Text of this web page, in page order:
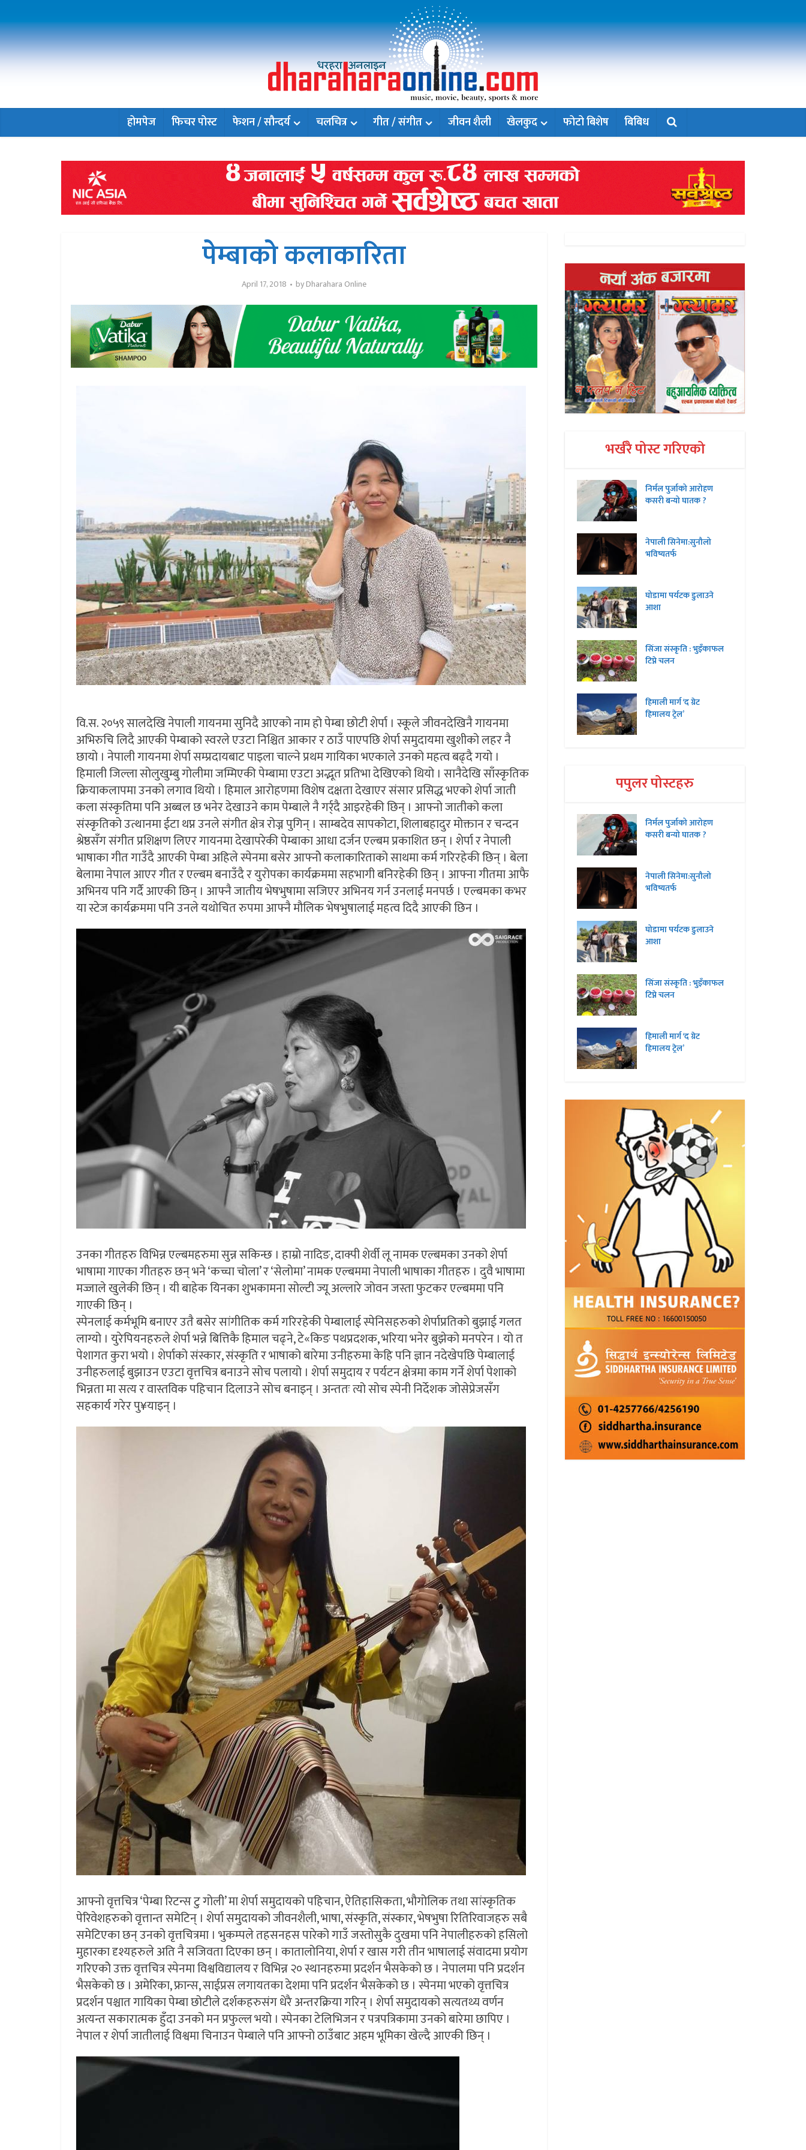
होमपेज फिचर पोस्ट फेशन / सौन्दर्य चलचित्र गीत / संगीत जीवन शैली खेलकुद फोटो बिशेष बिबिध
पेम्बाको कलाकारिता
April 17, 2018 byDharahara Online
वि.स. २०५९ सालदेखि नेपाली गायनमा सुनिदै आएको नाम हो पेम्बा छोटी शेर्पा । स्कूले जीवनदेखिनै गायनमा
अभिरुचि लिदै आएकी पेम्बाको स्वरले एउटा निश्चित आकार र ठाउँ पाएपछि शेर्पा समुदायमा खुशीको लहर नै
छायो । नेपाली गायनमा शेर्पा सम्प्रदायबाट पाइला चाल्ने प्रथम गायिका भएकाले उनको महत्व बढ्दै गयो ।
हिमाली जिल्ला सोलुखुम्बु गोलीमा जम्मिएकी पेम्बामा एउटा अद्भूत प्रतिभा देखिएको थियो । सानैदेखि साँस्कृतिक
क्रियाकलापमा उनको लगाव थियो । हिमाल आरोहणमा विशेष दक्षता देखाएर संसार प्रसिद्ध भएको शेर्पा जाती
कला संस्कृतिमा पनि अब्बल छ भनेर देखाउने काम पेम्बाले नै गर्र्दै आइरहेकी छिन् । आफ्नो जातीको कला
संस्कृतिको उत्थानमा ईटा थप्न उनले संगीत क्षेत्र रोज्न पुगिन् । साम्बदेव सापकोटा, शिलाबहादुर मोक्तान र चन्दन
श्रेष्ठसँग संगीत प्रशिक्षण लिएर गायनमा देखापरेकी पेम्बाका आधा दर्जन एल्बम प्रकाशित छन् । शेर्पा र नेपाली
भाषाका गीत गाउँदै आएकी पेम्बा अहिले स्पेनमा बसेर आफ्नोे कलाकारिताको साथमा कर्म गरिरहेकी छिन् । बेला
बेलामा नेपाल आएर गीत र एल्बम बनाउँदै र युरोपका कार्यक्रममा सहभागी बनिरहेकी छिन् । आफ्ना गीतमा आफै
अभिनय पनि गर्दै आएकी छिन् । आफ्नै जातीय भेषभुषामा सजिएर अभिनय गर्न उनलाई मनपर्छ । एल्बमका कभर
या स्टेज कार्यक्रममा पनि उनले यथोचित रुपमा आफ्नै मौलिक भेषभुषालाई महत्व दिदै आएकी छिन ।
उनका गीतहरु विभिन्न एल्बमहरुमा सुन्न सकिन्छ । हाम्रो नादिङ, दाक्पी शेर्वी लू नामक एल्बमका उनको शेर्पा
भाषामा गाएका गीतहरु छन् भने ‘कच्चा चोला’ र ‘सेलोमा’ नामक एल्बममा नेपाली भाषाका गीतहरु । दुवै भाषामा
मज्जाले खुलेकी छिन् । यी बाहेक यिनका शुभकामना सोल्टी ज्यू अल्लारे जोवन जस्ता फुटकर एल्बममा पनि
गाएकी छिन् ।
स्पेनलाई कर्मभूमि बनाएर उतै बसेर सांगीतिक कर्म गरिरहेकी पेम्बालाई स्पेनिसहरुको शेर्पाप्रतिको बुझाई गलत
लाग्यो । युरेपियनहरुले शेर्पा भन्ने बित्तिकै हिमाल चढ्ने, टे«किङ पथप्रदशक, भरिया भनेर बुझेको मनपरेन । यो त
पेशागत कुरा भयो । शेर्पाको संस्कार, संस्कृति र भाषाको बारेमा उनीहरुमा केहि पनि ज्ञान नदेखेपछि पेम्बालाई
उनीहरुलाई बुझाउन एउटा वृत्तचित्र बनाउने सोच पलायो । शेर्पा समुदाय र पर्यटन क्षेत्रमा काम गर्ने शेर्पा पेशाको
भिन्नता मा सत्य र वास्तविक पहिचान दिलाउने सोच बनाइन् । अन्ततः त्यो सोच स्पेनी निर्देशक जोसेप्रेजसँग
सहकार्य गरेर पु¥याइन् ।
आफ्नो वृत्तचित्र ‘पेम्बा रिटन्स टु गोली’ मा शेर्पा समुदायको पहिचान, ऐतिहासिकता, भौगोलिक तथा सांस्कृतिक
पेरिवेशहरुको वृत्तान्त समेटिन् । शेर्पा समुदायको जीवनशैली, भाषा, संस्कृति, संस्कार, भेषभुषा रितिरिवाजहरु सबै
समेटिएका छन् उनको वृत्तचित्रमा । भुकम्पले तहसनहस पारेको गाउँ जस्तोसुकै दुखमा पनि नेपालीहरुको हसिलो
मुहारका दृश्यहरुले अति नै सजिवता दिएका छन् । कातालोनिया, शेर्पा र खास गरी तीन भाषालाई संवादमा प्रयोग
गरिएकोे उक्त वृत्तचित्र स्पेनमा विश्वविद्यालय र विभिन्न २० स्थानहरुमा प्रदर्शन भैसकेको छ । नेपालमा पनि प्रदर्शन
भैसकेको छ । अमेरिका, फ्रान्स, साईप्रस लगायतका देशमा पनि प्रदर्शन भैसकेको छ । स्पेनमा भएको वृत्तचित्र
प्रदर्शन पश्चात गायिका पेम्बा छोटीले दर्शकहरुसंग धेरै अन्तरक्रिया गरिन् । शेर्पा समुदायको सत्यतथ्य वर्णन
अत्यन्त सकारात्मक हुँदा उनको मन प्रफुल्ल भयो । स्पेनका टेलिभिजन र पत्रपत्रिकामा उनको बारेमा छापिए ।
नेपाल र शेर्पा जातीलाई विश्वमा चिनाउन पेम्बाले पनि आफ्नो ठाउँबाट अहम भूमिका खेल्दै आएकी छिन् ।
भर्खरै पोस्ट गरिएको
निर्मल पुर्जाको आरोहण
कसरी बन्यो घातक ?
नेपाली सिनेमा:सुनौलो
भविष्यतर्फ
घोडामा पर्यटक डुलाउने
आशा
सिंजा संस्कृति : भुइँकाफल
टिप्ने चलन
हिमाली मार्ग ‘द ग्रेट
हिमालय ट्रेल’
पपुलर पोस्टहरु
निर्मल पुर्जाको आरोहण
कसरी बन्यो घातक ?
नेपाली सिनेमा:सुनौलो
भविष्यतर्फ
घोडामा पर्यटक डुलाउने
आशा
सिंजा संस्कृति : भुइँकाफल
टिप्ने चलन
हिमाली मार्ग ‘द ग्रेट
हिमालय ट्रेल’